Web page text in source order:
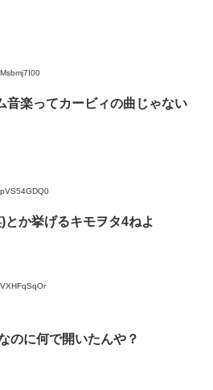
音楽ってカービィの曲じゃない
とか挙げるキモヲタ4ねよ
のに何で開いたんや？